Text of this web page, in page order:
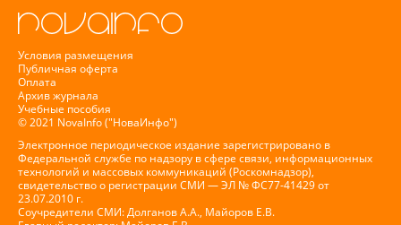
Условия размещения
Публичная оферта
Оплата
Архив журнала
Учебные пособия
© 2021 NovaInfo ("НоваИнфо")
Электронное периодическое издание зарегистрировано в
Федеральной службе по надзору в сфере связи, информационных
технологий и массовых коммуникаций (Роскомнадзор),
свидетельство о регистрации СМИ — ЭЛ № ФС77-41429 от
23.07.2010 г.
Соучредители СМИ: Долганов А.А., Майоров Е.В.